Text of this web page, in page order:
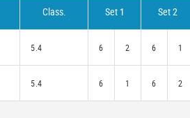
Class. Set 1 Set 2
5.4 6 2 6 1
5.4 6 1 6 2